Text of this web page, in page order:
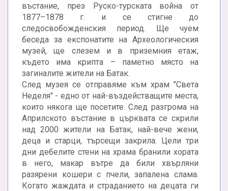
въстание, през Руско-турската война от
1877–1878 г. и се стигне до
следосвобожденския период. Ще чуем
беседа за експонатите на Археологическия
музей, ще слезем и в приземния етаж,
където има крипта – паметно място на
загиналите жители на Батак.
След музея се отправяме към храм "Света
Неделя" - едно от най-въздействащите места,
които някога ще посетите. След разгрома на
Априлското въстание в църквата се скрили
над 2000 жители на Батак, най-вече жени,
деца и старци, търсещи закрила. Цели три
дни дебелите стени на храма бранили хората
в него, макар вътре да били хвърляни
разярени кошери с пчели, запалена слама.
Когато жаждата и страданието на децата ги